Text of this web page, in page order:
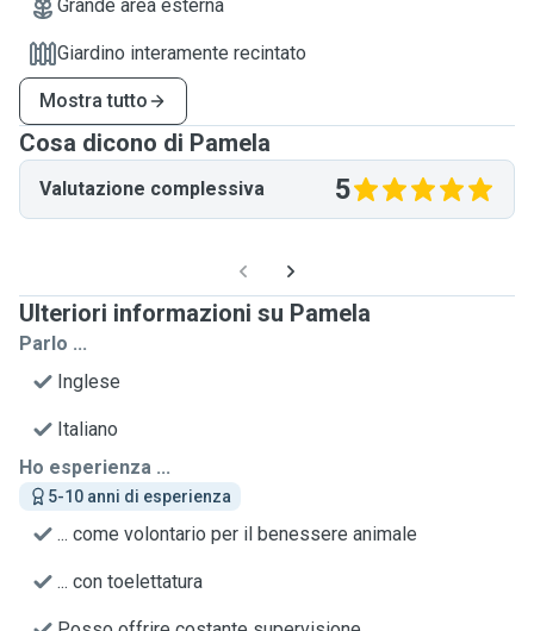
Grande area esterna
Giardino interamente recintato
Mostra tutto
Cosa dicono di Pamela
Valutazione complessiva 5
Ulteriori informazioni su Pamela
Parlo ...
Inglese
Italiano
Ho esperienza ...
5-10 anni di esperienza
... come volontario per il benessere animale
... con toelettatura